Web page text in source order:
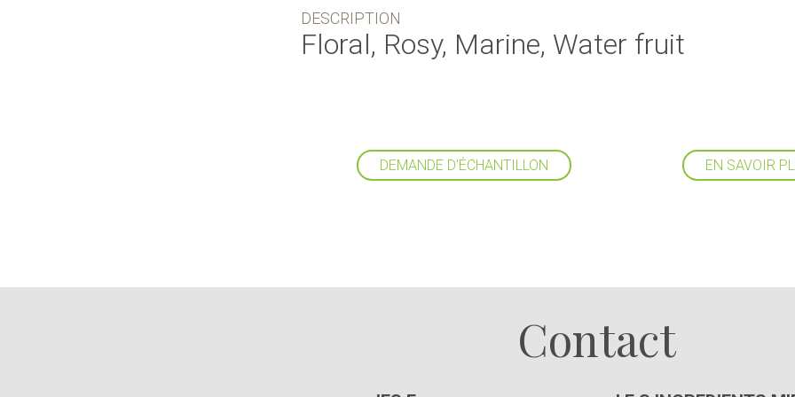
DESCRIPTION
Floral, Rosy, Marine, Water fruit
DEMANDE D'ÉCHANTILLON EN SAVOIR
Contact